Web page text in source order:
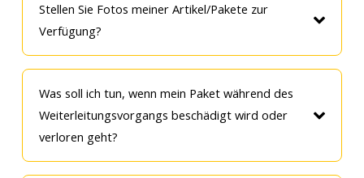
Stellen Sie Fotos meiner Artikel/Pakete zur
Verfügung?
Was soll ich tun, wenn mein Paket während des
Weiterleitungsvorgangs beschädigt wird oder
verloren geht?